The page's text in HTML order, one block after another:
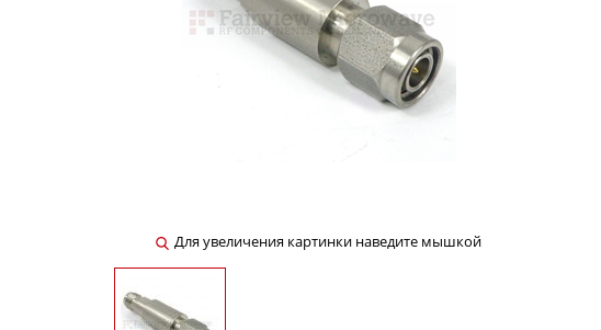
Для увеличения картинки наведите мышкой